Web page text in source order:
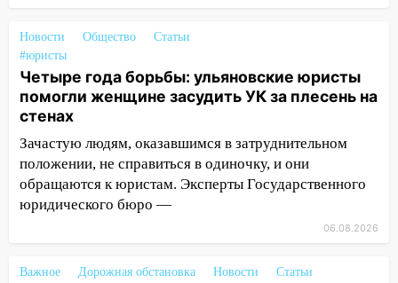
11:12
Соцсети: на Рябикова автомобиль
врезался в забор
10:27 Где есть бензин в Ульяновске
днем 6 августа: список АЗС
10:16 Внимание! В Ульяновской области
объявлена ракетная опасность
10:00
В Старомайнском районе утонул
51-летний мужчина
застрял в тепловозе
Новости Общество
Статьи
#юристы
Четыре года борьбы: ульяновские юристы
помогли женщине засудить УК за плесень на
стенах
Зачастую людям, оказавшимся в затруднительном
положении, не справиться в одиночку, и они
обращаются к юристам. Эксперты Государственного
юридического бюро —
06.08.2026
Важное Дорожная обстановка Новости
Статьи